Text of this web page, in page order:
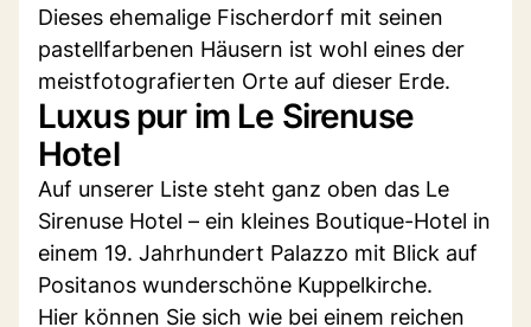
Dieses ehemalige Fischerdorf mit seinen
pastellfarbenen Häusern ist wohl eines der
meistfotografierten Orte auf dieser Erde.
Luxus pur im Le Sirenuse
Hotel
Auf unserer Liste steht ganz oben das Le
Sirenuse Hotel – ein kleines Boutique-Hotel in
einem 19. Jahrhundert Palazzo mit Blick auf
Positanos wunderschöne Kuppelkirche.
Hier können Sie sich wie bei einem reichen